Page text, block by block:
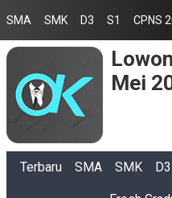
SMA SMK D3 S1 CPNS
Mei
Terbaru SMA SMK D3